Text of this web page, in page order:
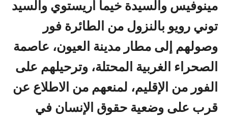
مينوفيس والسيدة خيما أريستوي والسيد
توني رويو بالنزول من الطائرة فور
وصولهم إلى مطار مدينة العيون، عاصمة
الصحراء الغربية المحتلة، وترحيلهم على
الفور من الإقليم، لمنعهم من الاطلاع عن
قرب على وضعية حقوق الإنسان في